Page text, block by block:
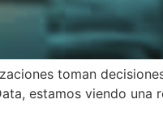
toman
estamos viendo una